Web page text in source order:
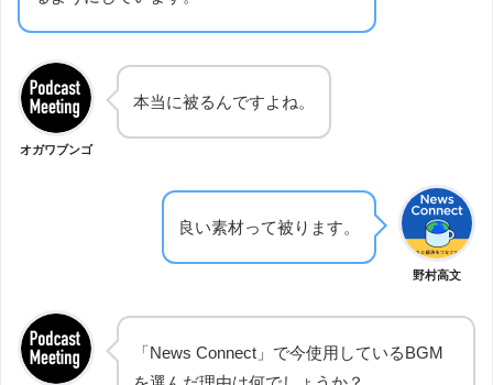
オガワブンゴ
本当に被るんですよね。
野村高文
良い素材って被ります。
「News Connect」で今使用しているBGM